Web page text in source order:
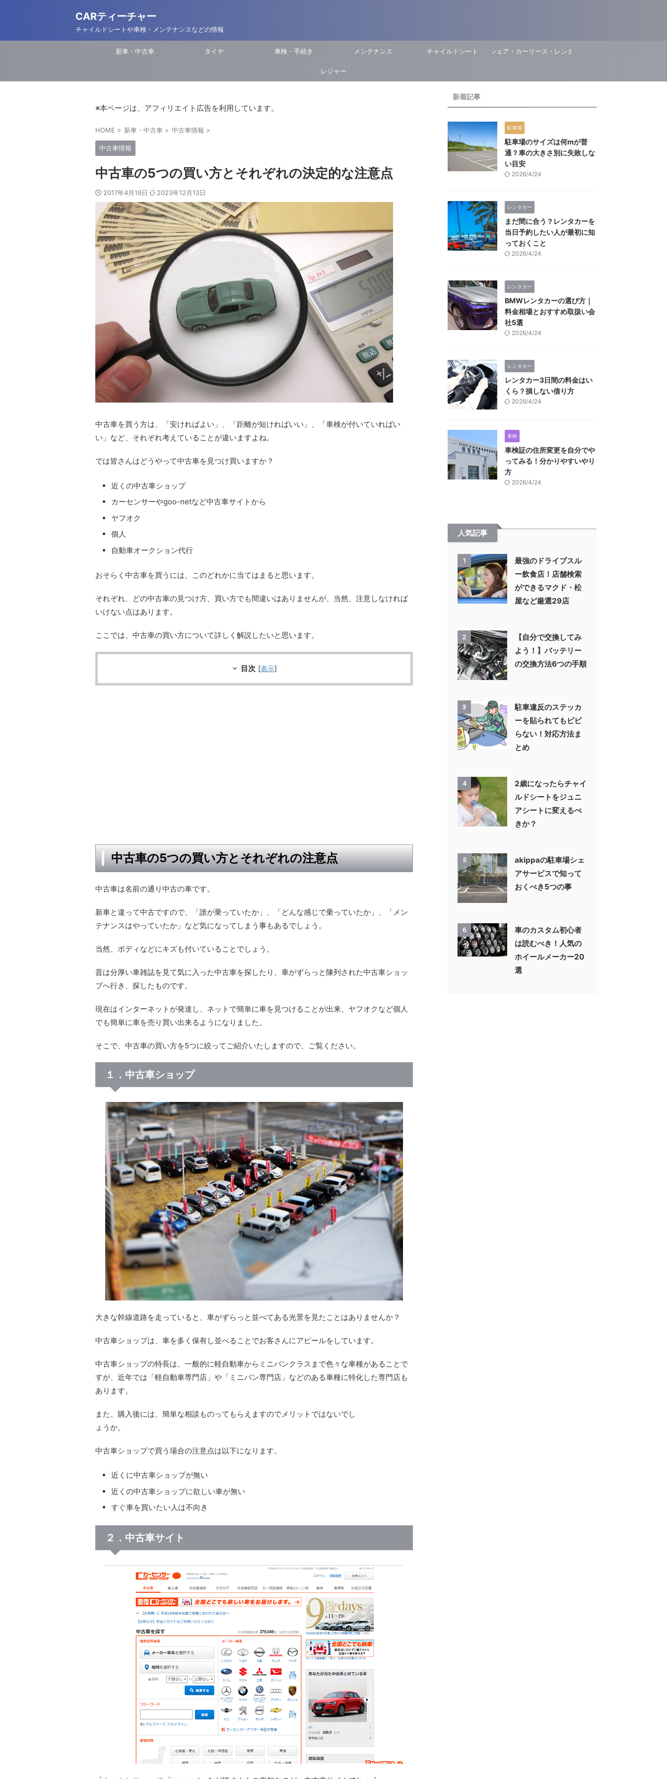
CARティーチャー
チャイルドシートや車検・メンテナンスなどの情報
新車・中古車 タイヤ 車検・手続き メンテナンス チャイルドシート カーシェア・カーリース・レンタカー
レジャー
※本ページは、アフィリエイト広告を利用しています。
HOME > 新車・中古車 > 中古車情報 >
中古車情報
中古車の5つの買い方とそれぞれの決定的な注意点
2017年4月19日 2023年12月13日
中古車を買う方は、「安ければよい」、「距離が短ければいい」、「車検が付いていればい
い」など、それぞれ考えていることが違いますよね。
では皆さんはどうやって中古車を見つけ買いますか？
近くの中古車ショップ
カーセンサーやgoo-netなど中古車サイトから
ヤフオク
個人
自動車オークション代行
おそらく中古車を買うには、このどれかに当てはまると思います。
それぞれ、どの中古車の見つけ方、買い方でも間違いはありませんが、当然、注意しなければ
いけない点はあります。
ここでは、中古車の買い方について詳しく解説したいと思います。
目次 [表示]
中古車の5つの買い方とそれぞれの注意点
中古車は名前の通り中古の車です。
新車と違って中古ですので、「誰が乗っていたか」、「どんな感じで乗っていたか」、「メン
テナンスはやっていたか」など気になってしまう事もあるでしょう。
当然、ボディなどにキズも付いていることでしょう。
昔は分厚い車雑誌を見て気に入った中古車を探したり、車がずらっと陳列された中古車ショッ
プへ行き、探したものです。
現在はインターネットが発達し、ネットで簡単に車を見つけることが出来、ヤフオクなど個人
でも簡単に車を売り買い出来るようになりました。
そこで、中古車の買い方を5つに絞ってご紹介いたしますので、ご覧ください。
１．中古車ショップ
大きな幹線道路を走っていると、車がずらっと並べてある光景を見たことはありませんか？
中古車ショップは、車を多く保有し並べることでお客さんにアピールをしています。
中古車ショップの特長は、一般的に軽自動車からミニバンクラスまで色々な車種があることで
すが、近年では「軽自動車専門店」や「ミニバン専門店」などのある車種に特化した専門店も
あります。
また、購入後には、簡単な相談ものってもらえますのでメリットではないでし
ょうか。
中古車ショップで買う場合の注意点は以下になります。
近くに中古車ショップが無い
近くの中古車ショップに欲しい車が無い
すぐ車を買いたい人は不向き
２．中古車サイト
新着記事
駐車場
駐車場のサイズは何mが普
通？車の大きさ別に失敗しな
い目安
2026/4/24
レンタカー
まだ間に合う？レンタカーを
当日予約したい人が最初に知
っておくこと
2026/4/24
レンタカー
BMWレンタカーの選び方｜
料金相場とおすすめ取扱い会
社5選
2026/4/24
レンタカー
レンタカー3日間の料金はい
くら？損しない借り方
2026/4/24
車検
車検証の住所変更を自分でや
ってみる！分かりやすいやり
方
2026/4/24
人気記事
1
最強のドライブスル
ー飲食店！店舗検索
ができるマクド・松
屋など厳選29店
2
【自分で交換してみ
よう！】バッテリー
の交換方法6つの手順
3
駐車違反のステッカ
ーを貼られてもビビ
らない！対応方法ま
とめ
4
2歳になったらチャイ
ルドシートをジュニ
アシートに変えるべ
きか？
5
akippaの駐車場シェ
アサービスで知って
おくべき5つの事
6
車のカスタム初心者
は読むべき！人気の
ホイールメーカー20
選